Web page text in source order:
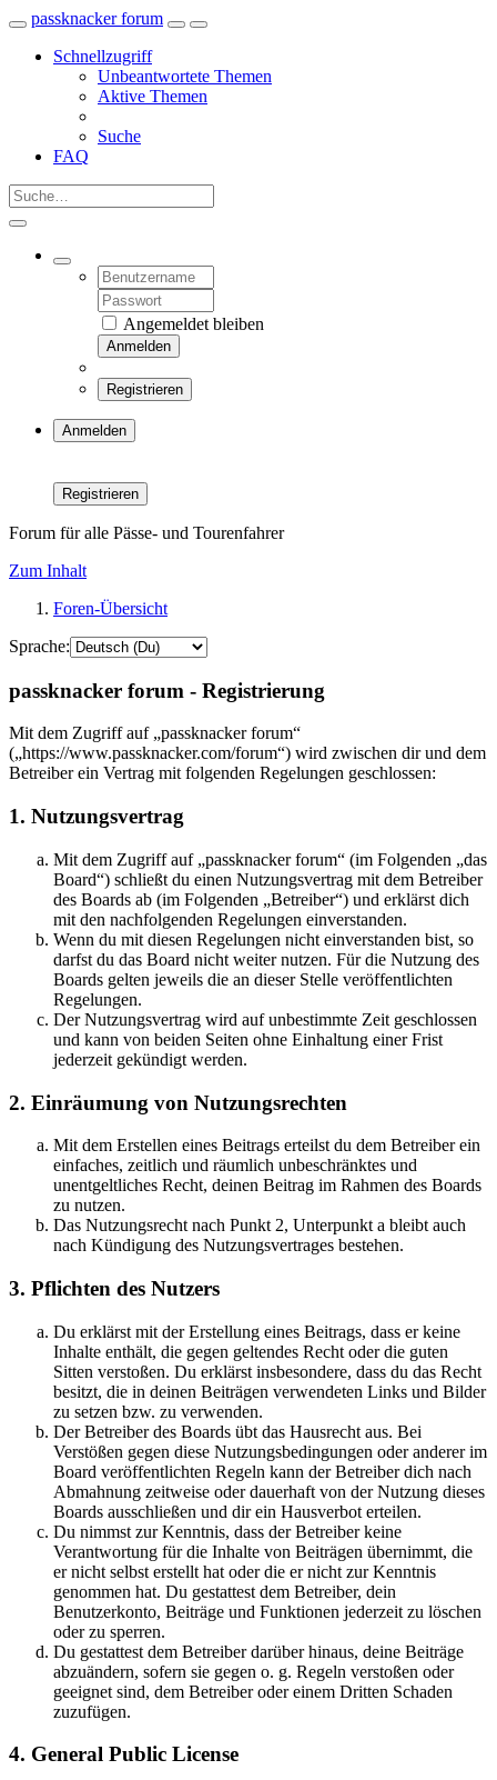
passknacker forum
Schnellzugriff
Unbeantwortete Themen
Aktive Themen
Suche
FAQ
Angemeldet bleiben
Anmelden
Registrieren
Anmelden
Registrieren
Forum für alle Pässe- und Tourenfahrer
Zum Inhalt
Foren-Übersicht
Sprache:
passknacker forum - Registrierung
Mit dem Zugriff auf „passknacker forum“
(„https://www.passknacker.com/forum“) wird zwischen dir und dem
Betreiber ein Vertrag mit folgenden Regelungen geschlossen:
1. Nutzungsvertrag
Mit dem Zugriff auf „passknacker forum“ (im Folgenden „das
Board“) schließt du einen Nutzungsvertrag mit dem Betreiber
des Boards ab (im Folgenden „Betreiber“) und erklärst dich
mit den nachfolgenden Regelungen einverstanden.
Wenn du mit diesen Regelungen nicht einverstanden bist, so
darfst du das Board nicht weiter nutzen. Für die Nutzung des
Boards gelten jeweils die an dieser Stelle veröffentlichten
Regelungen.
Der Nutzungsvertrag wird auf unbestimmte Zeit geschlossen
und kann von beiden Seiten ohne Einhaltung einer Frist
jederzeit gekündigt werden.
2. Einräumung von Nutzungsrechten
Mit dem Erstellen eines Beitrags erteilst du dem Betreiber ein
einfaches, zeitlich und räumlich unbeschränktes und
unentgeltliches Recht, deinen Beitrag im Rahmen des Boards
zu nutzen.
Das Nutzungsrecht nach Punkt 2, Unterpunkt a bleibt auch
nach Kündigung des Nutzungsvertrages bestehen.
3. Pflichten des Nutzers
Du erklärst mit der Erstellung eines Beitrags, dass er keine
Inhalte enthält, die gegen geltendes Recht oder die guten
Sitten verstoßen. Du erklärst insbesondere, dass du das Recht
besitzt, die in deinen Beiträgen verwendeten Links und Bilder
zu setzen bzw. zu verwenden.
Der Betreiber des Boards übt das Hausrecht aus. Bei
Verstößen gegen diese Nutzungsbedingungen oder anderer im
Board veröffentlichten Regeln kann der Betreiber dich nach
Abmahnung zeitweise oder dauerhaft von der Nutzung dieses
Boards ausschließen und dir ein Hausverbot erteilen.
Du nimmst zur Kenntnis, dass der Betreiber keine
Verantwortung für die Inhalte von Beiträgen übernimmt, die
er nicht selbst erstellt hat oder die er nicht zur Kenntnis
genommen hat. Du gestattest dem Betreiber, dein
Benutzerkonto, Beiträge und Funktionen jederzeit zu löschen
oder zu sperren.
Du gestattest dem Betreiber darüber hinaus, deine Beiträge
abzuändern, sofern sie gegen o. g. Regeln verstoßen oder
geeignet sind, dem Betreiber oder einem Dritten Schaden
zuzufügen.
4. General Public License